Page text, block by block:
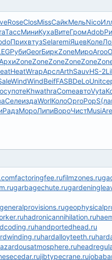
RoseClosMissСайкМельNico
ТассМиниКухаВитеГромAdob
ПрихвтузSelaremiЯцевКоле
РубиGeorБиркZoneМироAroo
ZoneZoneZoneZoneZone
HeatWrapАрслArthSauvHS-2
WindWindBeifFASBDeLoUnit
потеKhwathraComeавтоVyta
СелеиздаWorlКолоOproPopS
РадзМороЛипиВороЧистMusi
factoringfee.rufilmzones.ru
garbagechute.ru
generalprovisions.ru
hadronicannihilation.ru
handportedhead.ru
hardalloyteeth.ru
jibtypecrane.ru